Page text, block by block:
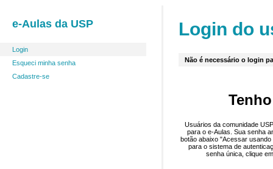
e-Aulas da USP
Login
Esqueci minha senha
Cadastre-se
Login do
Não é necessário o login
Usuários da comunidade
para o e-Aulas. Sua senha
botão abaixo "Acessar
para o sistema de
senha única, clique